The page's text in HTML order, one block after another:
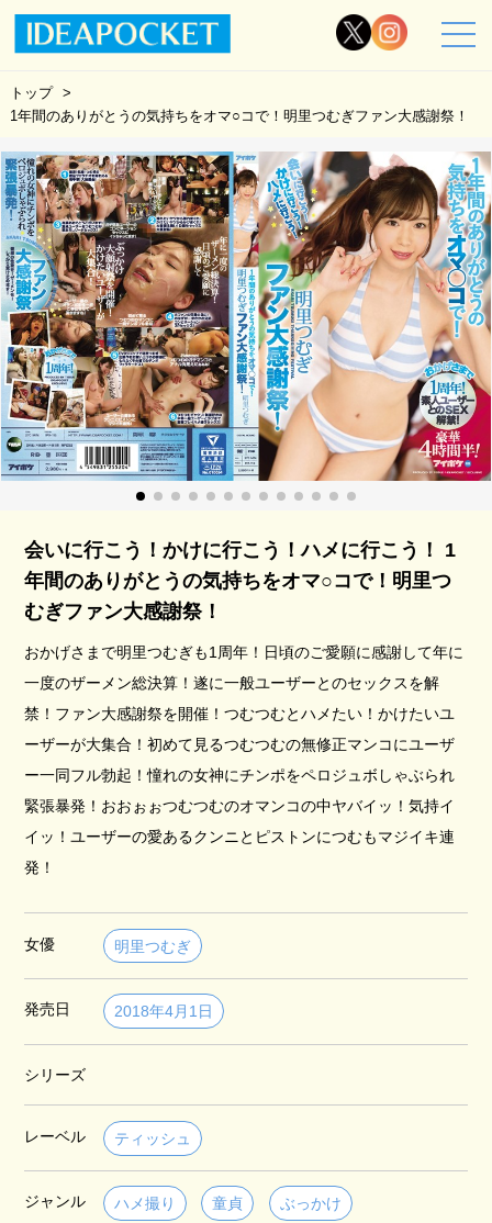
トップ
1年間のありがとうの気持ちをオマ○コで！明里つむぎファン大感謝祭！
会いに行こう！かけに行こう！ハメに行こう！ 1
年間のありがとうの気持ちをオマ○コで！明里つ
むぎファン大感謝祭！
おかげさまで明里つむぎも1周年！日頃のご愛願に感謝して年に
一度のザーメン総決算！遂に一般ユーザーとのセックスを解
禁！ファン大感謝祭を開催！つむつむとハメたい！かけたいユ
ーザーが大集合！初めて見るつむつむの無修正マンコにユーザ
ー一同フル勃起！憧れの女神にチンポをペロジュボしゃぶられ
緊張暴発！おおぉぉつむつむのオマンコの中ヤバイッ！気持イ
イッ！ユーザーの愛あるクンニとピストンにつむもマジイキ連
発！
女優 明里つむぎ
発売日 2018年4月1日
シリーズ
レーベル ティッシュ
ジャンル ハメ撮り 童貞 ぶっかけ